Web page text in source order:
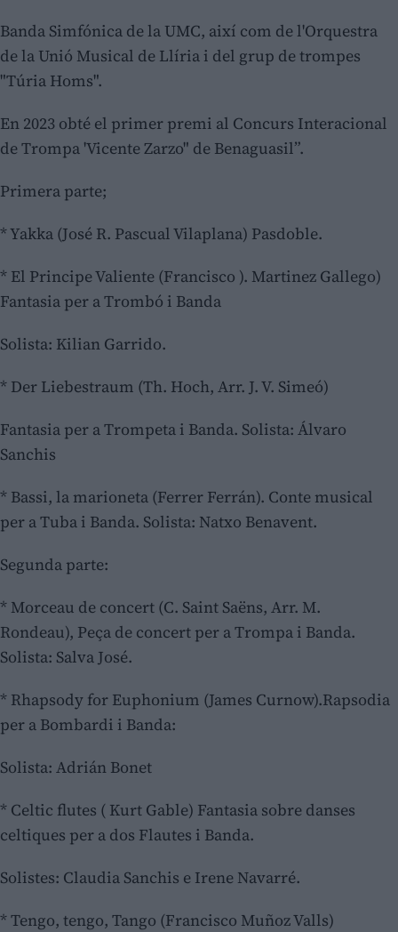
Banda Simfónica de la UMC, així com de l'Orquestra
de la Unió Musical de Llíria i del grup de trompes
"Túria Homs".
En 2023 obté el primer premi al Concurs Interacional
de Trompa 'Vicente Zarzo" de Benaguasil”.
Primera parte;
* Yakka (José R. Pascual Vilaplana) Pasdoble.
* El Principe Valiente (Francisco ). Martinez Gallego)
Fantasia per a Trombó i Banda
Solista: Kilian Garrido.
* Der Liebestraum (Th. Hoch, Arr. J. V. Simeó)
Fantasia per a Trompeta i Banda. Solista: Álvaro
Sanchis
* Bassi, la marioneta (Ferrer Ferrán). Conte musical
per a Tuba i Banda. Solista: Natxo Benavent.
Segunda parte:
* Morceau de concert (C. Saint Saëns, Arr. M.
Rondeau), Peça de concert per a Trompa i Banda.
Solista: Salva José.
* Rhapsody for Euphonium (James Curnow).Rapsodia
per a Bombardi i Banda:
Solista: Adrián Bonet
* Celtic flutes ( Kurt Gable) Fantasia sobre danses
celtiques per a dos Flautes i Banda.
Solistes: Claudia Sanchis e Irene Navarré.
* Tengo, tengo, Tango (Francisco Muñoz Valls)